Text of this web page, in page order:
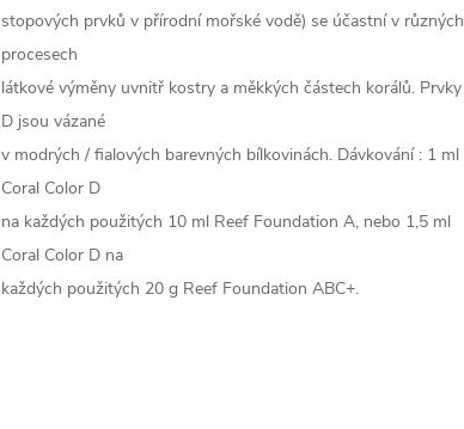
stopových prvků v přírodní mořské vodě) se účastní v různých
procesech
látkové výměny uvnitř kostry a měkkých částech korálů. Prvky
D jsou vázané
v modrých / fialových barevných bílkovinách. Dávkování : 1 ml
Coral Color D
na každých použitých 10 ml Reef Foundation A, nebo 1,5 ml
Coral Color D na
každých použitých 20 g Reef Foundation ABC+.